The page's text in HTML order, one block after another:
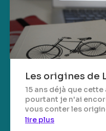
Les origines de
15 ans déjà que
pourtant je n'ai
vous conter les
lire plus